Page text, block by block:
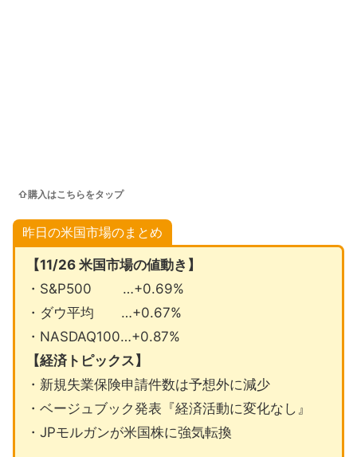
⇧購入はこちらをタップ
昨日の米国市場のまとめ
【11/26 米国市場の値動き】
・S&P500 …+0.69%
・ダウ平均 …+0.67%
・NASDAQ100…+0.87%
【経済トピックス】
・新規失業保険申請件数は予想外に減少
・ベージュブック発表『経済活動に変化なし』
・JPモルガンが米国株に強気転換